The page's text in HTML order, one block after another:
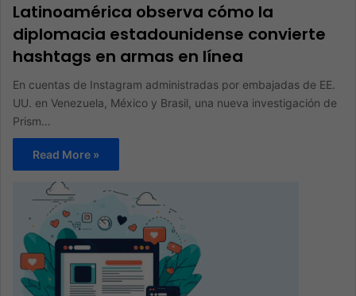
Latinoamérica observa cómo la
diplomacia estadounidense convierte
hashtags en armas en línea
En cuentas de Instagram administradas por embajadas de EE.
UU. en Venezuela, México y Brasil, una nueva investigación de
Prism…
Read More »